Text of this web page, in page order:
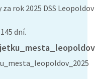
rok 2025 DSS Leopoldov
dní.